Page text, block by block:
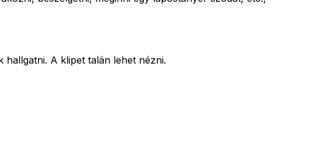
A klipet talán lehet nézni.